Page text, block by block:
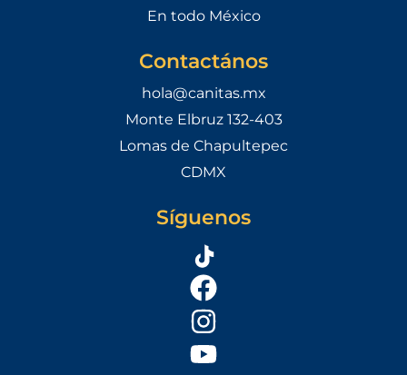
En todo México
Contactános
hola@canitas.mx
Monte Elbruz 132-403
Lomas de Chapultepec
CDMX
Síguenos